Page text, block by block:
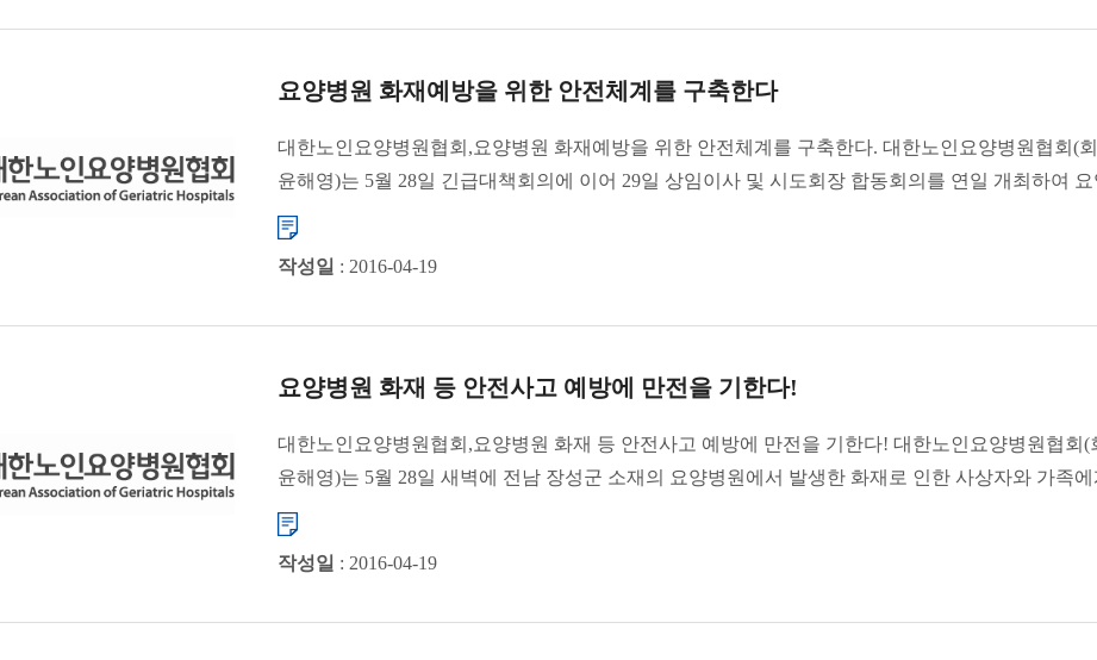
요양병원 화재예방을 위한 안전체계를 구축한다
대한노인요양병원협회,요양병원 화재예방을 위한 안전체계를 구축한다. 대한노인요양병원협회(
윤해영)는 5월 28일 긴급대책회의에 이어 29일 상임이사 및 시도회장 합동회의를 연일 개최하여
화재...
작성일 : 2016-04-19
요양병원 화재 등 안전사고 예방에 만전을 기한다!
대한노인요양병원협회,요양병원 화재 등 안전사고 예방에 만전을 기한다! 대한노인요양병원협회(
윤해영)는 5월 28일 새벽에 전남 장성군 소재의 요양병원에서 발생한 화재로 인한 사상자와 가족
심심한 위...
작성일 : 2016-04-19